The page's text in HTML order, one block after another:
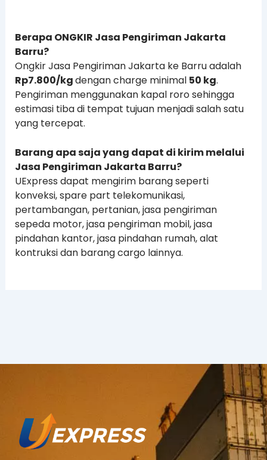
Berapa ONGKIR Jasa Pengiriman Jakarta
Barru?
Ongkir Jasa Pengiriman Jakarta ke Barru adalah
Rp7.800/kgdengan charge minimal 50 kg.
Pengiriman menggunakan kapal roro sehingga
estimasi tiba di tempat tujuan menjadi salah satu
yang tercepat.
Barang apa saja yang dapat di kirim melalui
Jasa Pengiriman Jakarta Barru?
UExpress dapat mengirim barang seperti
konveksi, spare part telekomunikasi,
pertambangan, pertanian, jasa pengiriman
sepeda motor, jasa pengiriman mobil, jasa
pindahan kantor, jasa pindahan rumah, alat
kontruksi dan barang cargo lainnya.